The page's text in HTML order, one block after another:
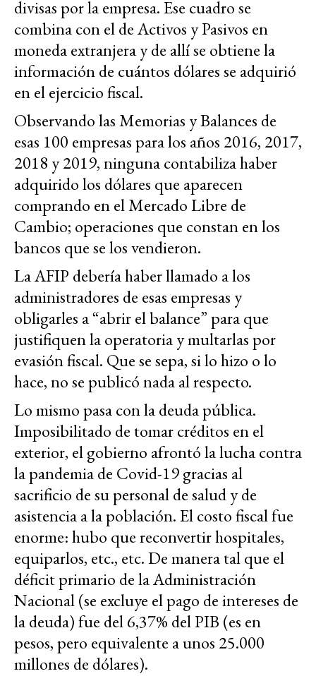
divisas por la empresa. Ese cuadro se
combina con el de Activos y Pasivos en
moneda extranjera y de allí se obtiene la
información de cuántos dólares se adquirió
en el ejercicio fiscal.
Observando las Memorias y Balances de
esas 100 empresas para los años 2016, 2017,
2018 y 2019, ninguna contabiliza haber
adquirido los dólares que aparecen
comprando en el Mercado Libre de
Cambio; operaciones que constan en los
bancos que se los vendieron.
La AFIP debería haber llamado a los
administradores de esas empresas y
obligarles a “abrir el balance” para que
justifiquen la operatoria y multarlas por
evasión fiscal. Que se sepa, si lo hizo o lo
hace, no se publicó nada al respecto.
Lo mismo pasa con la deuda pública.
Imposibilitado de tomar créditos en el
exterior, el gobierno afrontó la lucha contra
la pandemia de Covid-19 gracias al
sacrificio de su personal de salud y de
asistencia a la población. El costo fiscal fue
enorme: hubo que reconvertir hospitales,
equiparlos, etc., etc. De manera tal que el
déficit primario de la Administración
Nacional (se excluye el pago de intereses de
la deuda) fue del 6,37% del PIB (es en
pesos, pero equivalente a unos 25.000
millones de dólares).